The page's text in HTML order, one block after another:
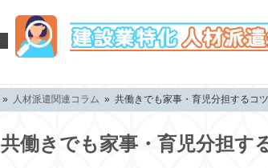
» 人材派遣関連コラム » 共働きでも家事・育児分担するコ
共働きでも家事・育児分担す